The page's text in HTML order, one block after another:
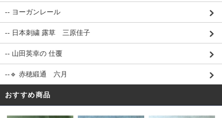
-- ヨーガンレール
-- 日本刺繍 露草 三原佳子
-- 山田英幸の 仕覆
--🔹 赤穂緞通 六月
おすすめ商品